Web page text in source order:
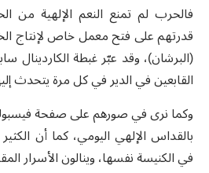
فالحرب لم تمنع النعم الإلهية من
قدرتهم على فتح معمل خاص لإنتاج
(البرشان)، وقد عبّر غبطة الكاردينال
القابعين في الدير في كل مرة يتحدث
وكما نرى في صورهم على صفحة
بالقداس الإلهي اليومي، كما أن
في الكنيسة نفسها، وينالون الأسرار